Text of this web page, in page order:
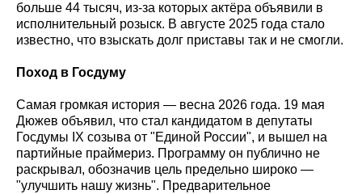
больше 44 тысяч, из-за которых актёра объявили в
исполнительный розыск. В августе 2025 года стало
известно, что взыскать долг приставы так и не смогли.
Поход в Госдуму
Самая громкая история — весна 2026 года. 19 мая
Дюжев объявил, что стал кандидатом в депутаты
Госдумы IX созыва от "Единой России", и вышел на
партийные праймериз. Программу он публично не
раскрывал, обозначив цель предельно широко —
"улучшить нашу жизнь". Предварительное